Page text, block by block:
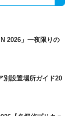
2026」一夜限りの
別設置場所ガイド20